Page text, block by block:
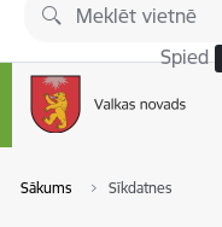
Pāriet uz lapas saturu
Spied
Sākums Sīkdatnes